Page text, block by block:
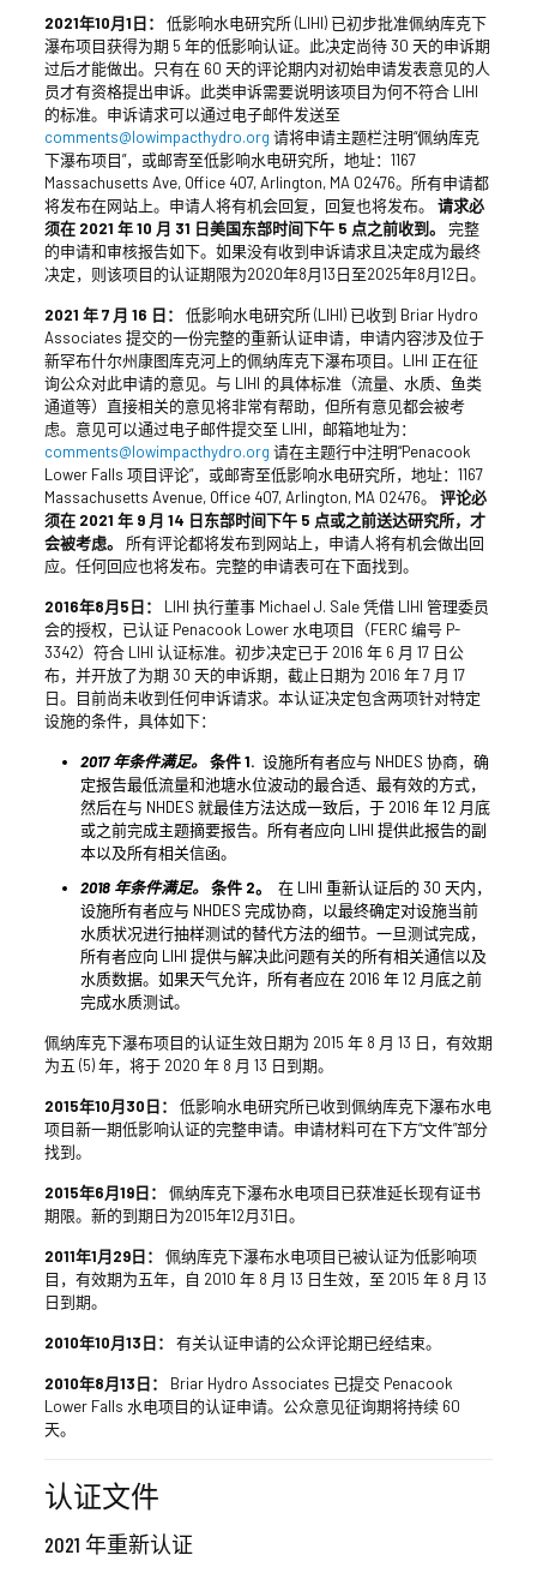
2021年10月1日： 低影响水电研究所 (LIHI) 已初步批准佩纳库克下
瀑布项目获得为期 5 年的低影响认证。此决定尚待 30 天的申诉期
过后才能做出。只有在 60 天的评论期内对初始申请发表意见的人
员才有资格提出申诉。此类申诉需要说明该项目为何不符合 LIHI
的标准。申诉请求可以通过电子邮件发送至
comments@lowimpacthydro.org 请将申请主题栏注明“佩纳库克
下瀑布项目”，或邮寄至低影响水电研究所，地址：1167
Massachusetts Ave, Office 407, Arlington, MA 02476。所有申请都
将发布在网站上。申请人将有机会回复，回复也将发布。 请求必
须在 2021 年 10 月 31 日美国东部时间下午 5 点之前收到。
完整
的申请和审核报告如下。如果没有收到申诉请求且决定成为最终
决定，则该项目的认证期限为2020年8月13日至2025年8月12日。
2021 年 7 月 16 日：
低影响水电研究所 (LIHI) 已收到 Briar Hydro
Associates 提交的一份完整的重新认证申请，申请内容涉及位于
新罕布什尔州康图库克河上的佩纳库克下瀑布项目。LIHI 正在征
询公众对此申请的意见。与 LIHI 的具体标准（流量、水质、鱼类
通道等）直接相关的意见将非常有帮助，但所有意见都会被考
虑。意见可以通过电子邮件提交至 LIHI，邮箱地址为：
comments@lowimpacthydro.org 请在主题行中注明“Penacook
Lower Falls 项目评论”，或邮寄至低影响水电研究所，地址：1167
Massachusetts Avenue, Office 407, Arlington, MA 02476。 评论必
须在 2021 年 9 月 14 日东部时间下午 5 点或之前送达研究所，才
会被考虑。
所有评论都将发布到网站上，申请人将有机会做出回
应。任何回应也将发布。完整的申请表可在下面找到。
2016年8月5日：
LIHI 执行董事 Michael J. Sale 凭借 LIHI 管理委员
会的授权，已认证 Penacook Lower 水电项目（FERC 编号 P-
3342）符合 LIHI 认证标准。初步决定已于 2016 年 6 月 17 日公
布，并开放了为期 30 天的申诉期，截止日期为 2016 年 7 月 17
日。目前尚未收到任何申诉请求。本认证决定包含两项针对特定
设施的条件，具体如下：
2017 年条件满足。 条件 1. 设施所有者应与 NHDES 协商，确
定报告最低流量和池塘水位波动的最合适、最有效的方式，
然后在与 NHDES 就最佳方法达成一致后，于 2016 年 12 月底
或之前完成主题摘要报告。所有者应向 LIHI 提供此报告的副
本以及所有相关信函。
2018 年条件满足。 条件 2。
在 LIHI 重新认证后的 30 天内，
设施所有者应与 NHDES 完成协商，以最终确定对设施当前
水质状况进行抽样测试的替代方法的细节。一旦测试完成，
所有者应向 LIHI 提供与解决此问题有关的所有相关通信以及
水质数据。如果天气允许，所有者应在 2016 年 12 月底之前
完成水质测试。
佩纳库克下瀑布项目的认证生效日期为 2015 年 8 月 13 日，有效期
为五 (5) 年，将于 2020 年 8 月 13 日到期。
2015年10月30日：
低影响水电研究所已收到佩纳库克下瀑布水电
项目新一期低影响认证的完整申请。申请材料可在下方“文件”部分
找到。
2015年6月19日：
佩纳库克下瀑布水电项目已获准延长现有证书
期限。新的到期日为2015年12月31日。
2011年1月29日：
佩纳库克下瀑布水电项目已被认证为低影响项
目，有效期为五年，自 2010 年 8 月 13 日生效，至 2015 年 8 月 13
日到期。
2010年10月13日： 有关认证申请的公众评论期已经结束。
2010年8月13日：
Briar Hydro Associates 已提交 Penacook
Lower Falls 水电项目的认证申请。公众意见征询期将持续 60
天。
认证文件
2021 年重新认证